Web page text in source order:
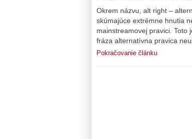
Okrem názvu, alt right –
skúmajúce extrémne hnutia
mainstreamovej pravici. Toto
fráza alternatívna pravica
Pokračovanie článku